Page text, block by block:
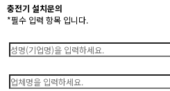
충전기 설치문의
*필수 입력 항목 입니다.